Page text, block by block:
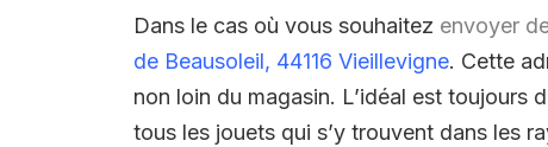
Dans le cas où vous souhaitez envoyer
de Beausoleil, 44116 Vieillevigne. Cette
non loin du magasin. L’idéal est toujours
tous les jouets qui s’y trouvent dans les